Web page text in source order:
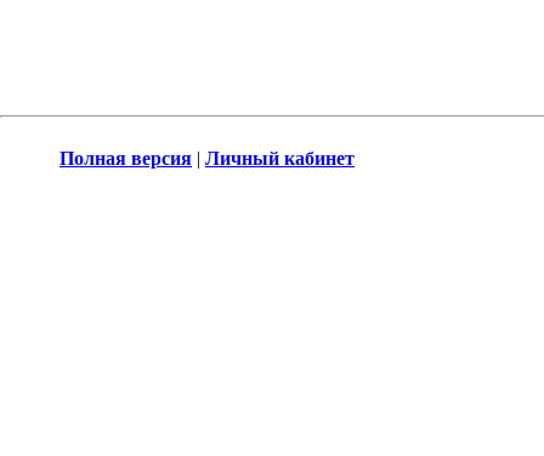
Полная версия | Личный кабинет